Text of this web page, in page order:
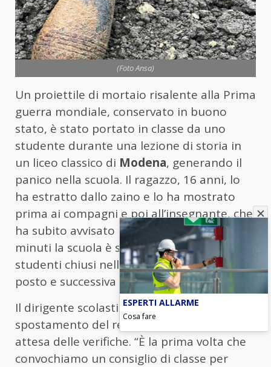
(Foto Ansa)
Un proiettile di mortaio risalente alla Prima
guerra mondiale, conservato in buono
stato, è stato portato in classe da uno
studente durante una lezione di storia in
un liceo classico di Modena, generando il
panico nella scuola. Il ragazzo, 16 anni, lo
ha estratto dallo zaino e lo ha mostrato
prima ai compagni e poi all’insegnante, che
ha subito avvisato la presidenza. In pochi
minuti la scuola è stata messa in sicurezza:
studenti chiusi nelle aule, carabinieri sul
posto e successiva evacuazione dell’istituto.
Il dirigente scolastico ha disposto lo
spostamento del reperto in giardino, in
attesa delle verifiche. “È la prima volta che
convochiamo un consiglio di classe per
ESPERTI ALLARME
Cosa fare